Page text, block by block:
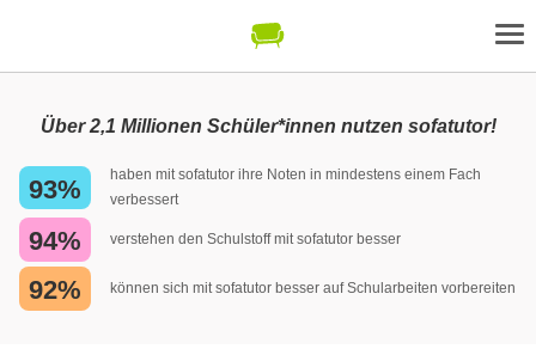
Über 2,1 Millionen Schüler*innen nutzen sofatutor!
93%
haben mit sofatutor ihre Noten in mindestens einem Fach
verbessert
94% verstehen den Schulstoff mit sofatutor besser
92% können sich mit sofatutor besser auf Schularbeiten vorbereiten